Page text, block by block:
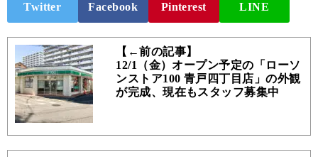
Twitter Facebook Pinterest LINE
【←前の記事】
12/1（金）オープン予定の「ローソ
ンストア100 青戸四丁目店」の外観
が完成、現在もスタッフ募集中